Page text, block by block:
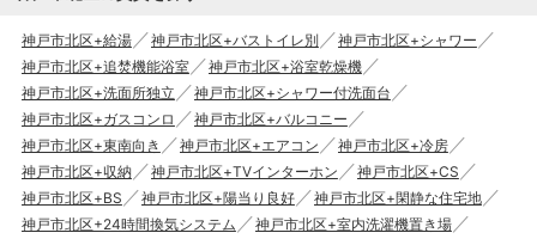
神戸市北区+給湯 神戸市北区+バストイレ別
神戸市北区+シャワー
神戸市北区+追焚機能浴室
神戸市北区+浴室乾燥機
神戸市北区+洗面所独立
神戸市北区+シャワー付洗面台
神戸市北区+ガスコンロ
神戸市北区+バルコニー
神戸市北区+東南向き
神戸市北区+エアコン
神戸市北区+冷房
神戸市北区+収納
神戸市北区+TVインターホン
神戸市北区+CS
神戸市北区+BS
神戸市北区+陽当り良好
神戸市北区+閑静な住宅地
神戸市北区+24時間換気システム
神戸市北区+室内洗濯機置き場